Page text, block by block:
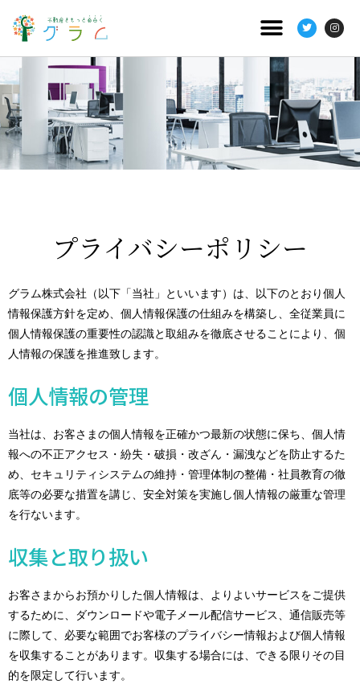
プライバシーポリシー
グラム株式会社（以下「当社」といいます）は、以下のとおり個人
情報保護方針を定め、個人情報保護の仕組みを構築し、全従業員に
個人情報保護の重要性の認識と取組みを徹底させることにより、個
人情報の保護を推進致します。
個人情報の管理
当社は、お客さまの個人情報を正確かつ最新の状態に保ち、個人情
報への不正アクセス・紛失・破損・改ざん・漏洩などを防止するた
め、セキュリティシステムの維持・管理体制の整備・社員教育の徹
底等の必要な措置を講じ、安全対策を実施し個人情報の厳重な管理
を行ないます。
収集と取り扱い
お客さまからお預かりした個人情報は、よりよいサービスをご提供
するために、ダウンロードや電子メール配信サービス、通信販売等
に際して、必要な範囲でお客様のプライバシー情報および個人情報
を収集することがあります。収集する場合には、できる限りその目
的を限定して行います。